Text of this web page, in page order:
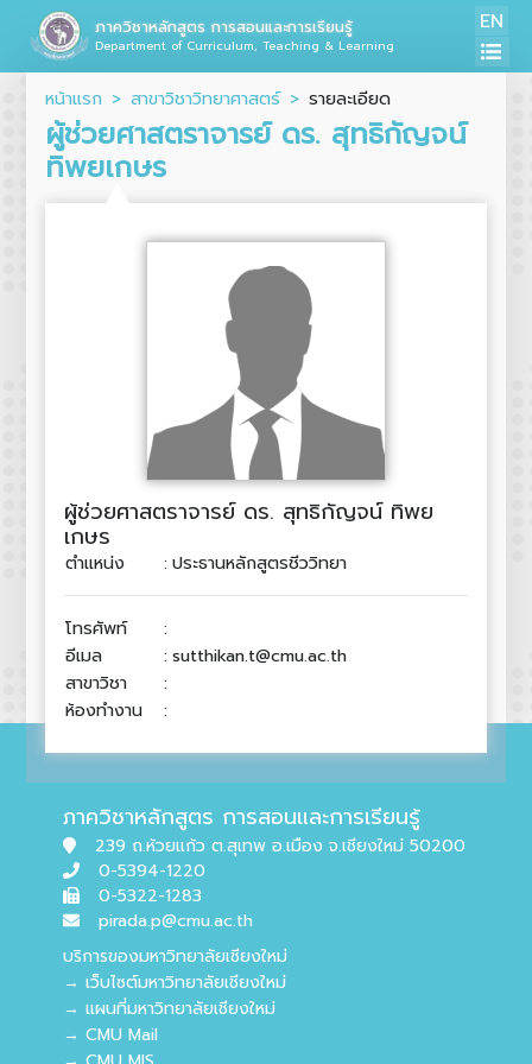
ภาควิชาหลักสูตร การสอนและการเรียนรู้
Department of Curriculum, Teaching & Learning
EN
หน้าแรก สาขาวิชาวิทยาศาสตร์ รายละเอียด
ผู้ช่วยศาสตราจารย์ ดร. สุทธิกัญจน์
ทิพยเกษร
ผู้ช่วยศาสตราจารย์ ดร. สุทธิกัญจน์ ทิพย
เกษร
ตำแหน่ง : ประธานหลักสูตรชีววิทยา
โทรศัพท์
:
อีเมล
: sutthikan.t@cmu.ac.th
สาขาวิชา
:
ห้องทำงาน
:
ภาควิชาหลักสูตร การสอนและการเรียนรู้
239 ถ.ห้วยแก้ว ต.สุเทพ อ.เมือง จ.เชียงใหม่ 50200
0-5394-1220
0-5322-1283
pirada.p@cmu.ac.th
บริการของมหาวิทยาลัยเชียงใหม่
→ เว็บไซต์มหาวิทยาลัยเชียงใหม่
→ แผนที่มหาวิทยาลัยเชียงใหม่
→ CMU Mail